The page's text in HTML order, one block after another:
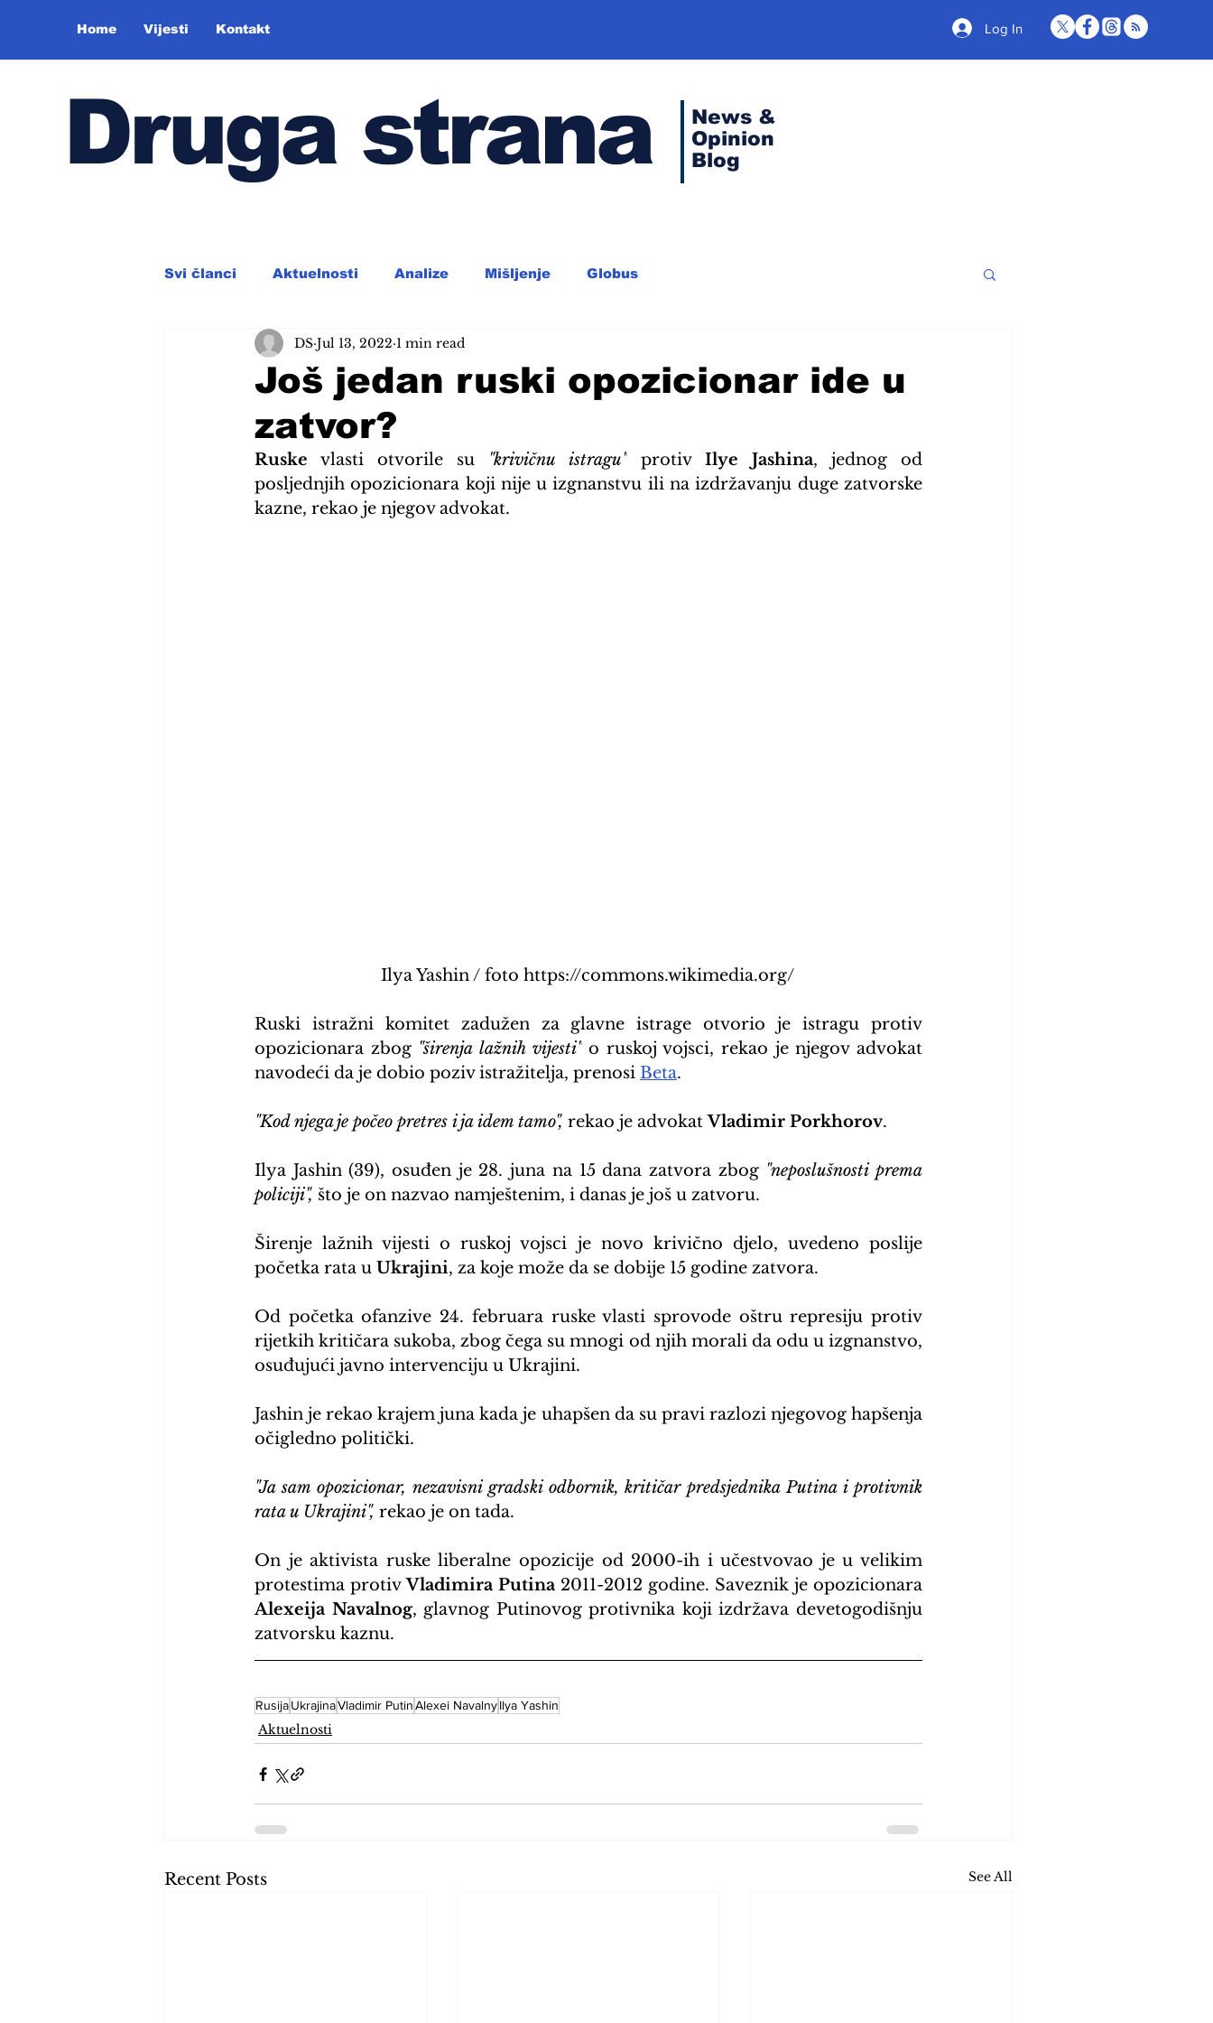
Home Vijesti Kontakt Log In
Druga strana
News &
Opinion
Blog
Svi članci Aktuelnosti Analize Mišljenje Globus
Još jedan ruski opozicionar ide u
zatvor?
DS Jul 13, 2022 1 min read
Ruske vlasti otvorile su "krivičnu istragu" protiv Ilye Jashina, jednog od
posljednjih opozicionara koji nije u izgnanstvu ili na izdržavanju duge zatvorske
kazne, rekao je njegov advokat.
                            Ilya Yashin / foto https://commons.wikimedia.org/
Ruski istražni komitet zadužen za glavne istrage otvorio je istragu protiv
opozicionara zbog "širenja lažnih vijesti" o ruskoj vojsci, rekao je njegov advokat
navodeći da je dobio poziv istražitelja, prenosi Beta.
"Kod njega je počeo pretres i ja idem tamo", rekao je advokat Vladimir Porkhorov.
Ilya Jashin (39), osuđen je 28. juna na 15 dana zatvora zbog "neposlušnosti prema
policiji", što je on nazvao namještenim, i danas je još u zatvoru.
Širenje lažnih vijesti o ruskoj vojsci je novo krivično djelo, uvedeno poslije
početka rata u Ukrajini, za koje može da se dobije 15 godine zatvora.
Od početka ofanzive 24. februara ruske vlasti sprovode oštru represiju protiv
rijetkih kritičara sukoba, zbog čega su mnogi od njih morali da odu u izgnanstvo,
osuđujući javno intervenciju u Ukrajini.
Jashin je rekao krajem juna kada je uhapšen da su pravi razlozi njegovog hapšenja
očigledno politički.
"Ja sam opozicionar, nezavisni gradski odbornik, kritičar predsjednika Putina i protivnik
rata u Ukrajini", rekao je on tada.
On je aktivista ruske liberalne opozicije od 2000-ih i učestvovao je u velikim
protestima protiv Vladimira Putina
Alexeija Navalnog, glavnog Putinovog protivnika koji izdržava devetogodišnju
zatvorsku kaznu.
RusijaUkrajinaVladimir PutinAlexei NavalnyIlya Yashin
Aktuelnosti
Recent Posts See All